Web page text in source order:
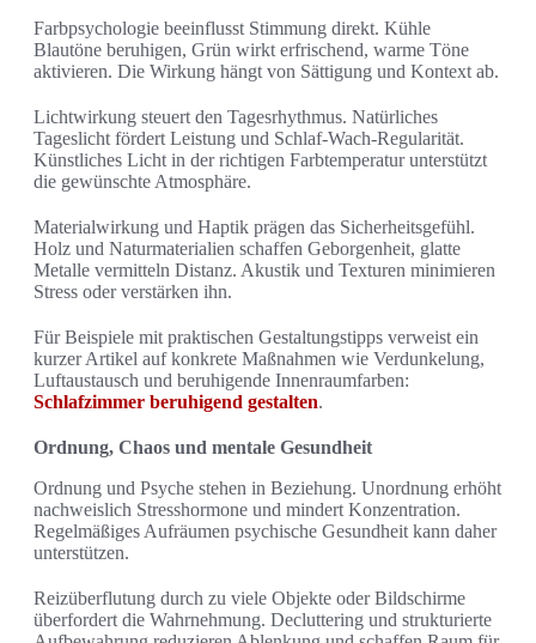
Farbpsychologie beeinflusst Stimmung direkt. Kühle
Blautöne beruhigen, Grün wirkt erfrischend, warme Töne
aktivieren. Die Wirkung hängt von Sättigung und Kontext ab.
Lichtwirkung steuert den Tagesrhythmus. Natürliches
Tageslicht fördert Leistung und Schlaf-Wach-Regularität.
Künstliches Licht in der richtigen Farbtemperatur unterstützt
die gewünschte Atmosphäre.
Materialwirkung und Haptik prägen das Sicherheitsgefühl.
Holz und Naturmaterialien schaffen Geborgenheit, glatte
Metalle vermitteln Distanz. Akustik und Texturen minimieren
Stress oder verstärken ihn.
Für Beispiele mit praktischen Gestaltungstipps verweist ein
kurzer Artikel auf konkrete Maßnahmen wie Verdunkelung,
Luftaustausch und beruhigende Innenraumfarben:
Schlafzimmer beruhigend gestalten.
Ordnung, Chaos und mentale Gesundheit
Ordnung und Psyche stehen in Beziehung. Unordnung erhöht
nachweislich Stresshormone und mindert Konzentration.
Regelmäßiges Aufräumen psychische Gesundheit kann daher
unterstützen.
Reizüberflutung durch zu viele Objekte oder Bildschirme
überfordert die Wahrnehmung. Decluttering und strukturierte